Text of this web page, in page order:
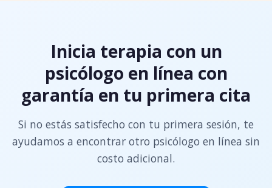
Inicia terapia con un
psicólogo en línea con
garantía en tu primera cita
Si no estás satisfecho con tu primera sesión, te
ayudamos a encontrar otro psicólogo en línea sin
costo adicional.